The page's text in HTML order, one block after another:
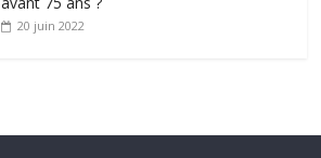
20 juin 2022